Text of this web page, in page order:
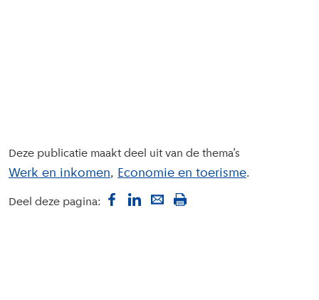
Deze publicatie maakt deel uit van de thema’s
Werk en inkomen Economie en toerisme
Deel deze pagina: